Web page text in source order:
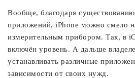
Вообще, благодаря
приложений, iPhone можно смело
измерительным прибором. Так, в
включён уровень. А дальше
устанавливать различные
зависимости от своих нужд.